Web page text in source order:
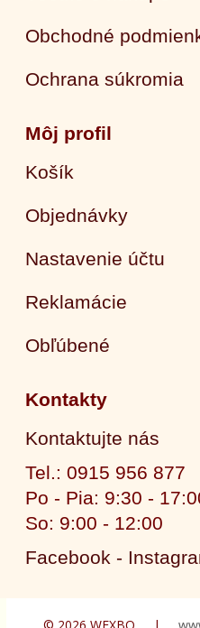
Obchodné
Ochrana súkromia
Môj profil
Košík
Objednávky
Nastavenie účtu
Reklamácie
Obľúbené
Kontakty
Kontaktujte nás
Tel.: 0915 956 877
Po - Pia: 9:30 -
So: 9:00 - 12:00
Facebook -